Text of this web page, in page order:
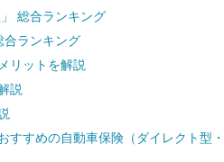
総合ランキング
合ランキング
リットを解説
説
すすめの自動車保険（ダイレクト型・